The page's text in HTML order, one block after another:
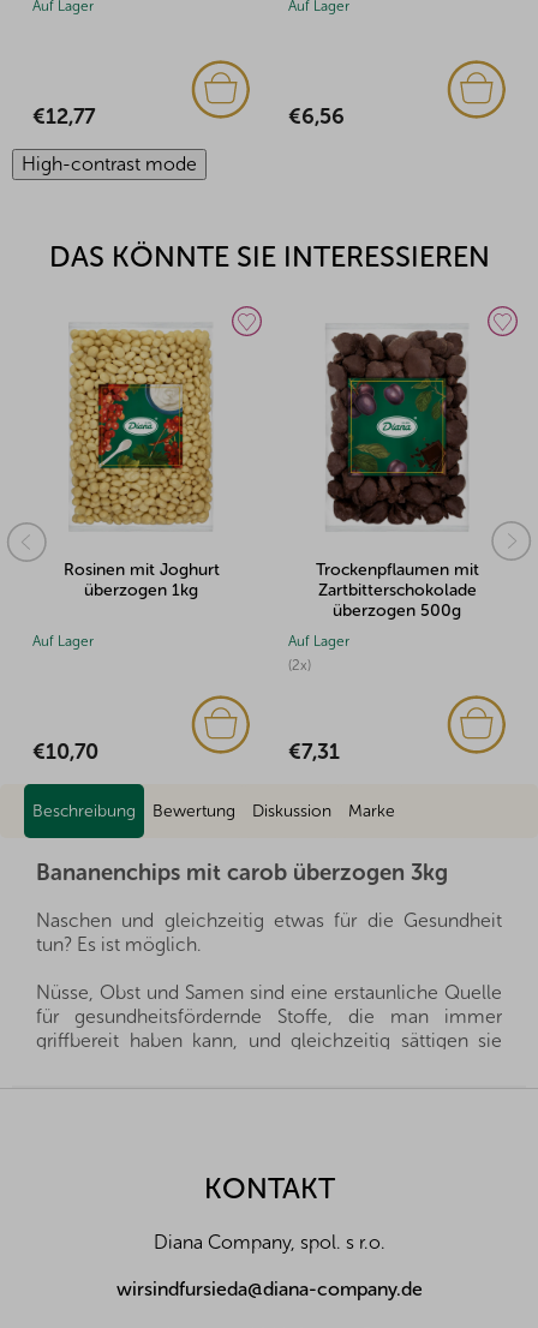
Auf Lager
€12,77
Auf Lager
€6,56
High-contrast mode
DAS KÖNNTE SIE INTERESSIEREN
Rosinen mit Joghurt
überzogen 1kg
Auf Lager
€10,70
Trockenpflaumen mit
Zartbitterschokolade
überzogen 500g
(2x)
Auf Lager
€7,31
Beschreibung Bewertung Diskussion Marke
Bananenchips mit carob überzogen 3kg
Naschen und gleichzeitig etwas für die Gesundheit
tun? Es ist möglich.
Nüsse, Obst und Samen sind eine erstaunliche Quelle
für gesundheitsfördernde Stoffe, die man immer
griffbereit haben kann, und gleichzeitig sättigen sie
Snack, man muss nur auswählen, welche Sorte für die
Herkunftsländern, und dank der guten Beziehungen
wir oft in der Lage, exklusive Vertretungen direkt von
Landwirten und Anbauern der besten Nüsse und
Früchte aus der ganzen Welt zu erhalten. Aus diesem
Grund liefern wir die besten Waren für Sie und Ihre
KONTAKT
Diana Company, spol. s r.o.
wirsindfursieda@diana-company.de